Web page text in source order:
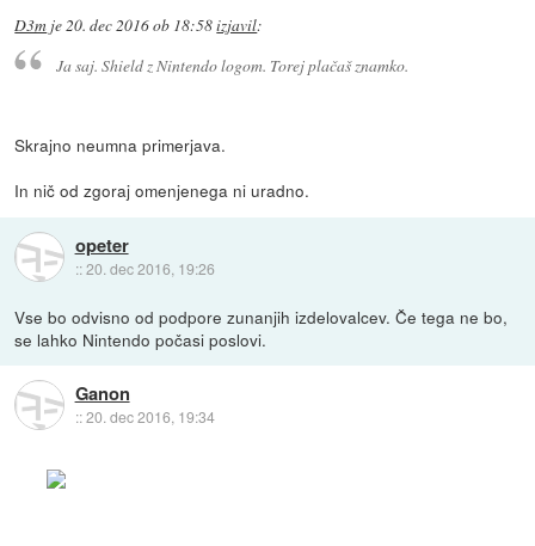
D3m je20. dec 2016 ob 18:58izjavil:
Ja saj. Shield z Nintendo logom. Torej plačaš znamko.
Skrajno neumna primerjava.
In nič od zgoraj omenjenega ni uradno.
opeter
::20. dec 2016, 19:26
Vse bo odvisno od podpore zunanjih izdelovalcev. Če tega ne bo,
se lahko Nintendo počasi poslovi.
Ganon
::20. dec 2016, 19:34